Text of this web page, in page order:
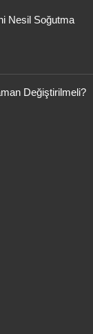
Nesil Soğutma
Değiştirilmeli?